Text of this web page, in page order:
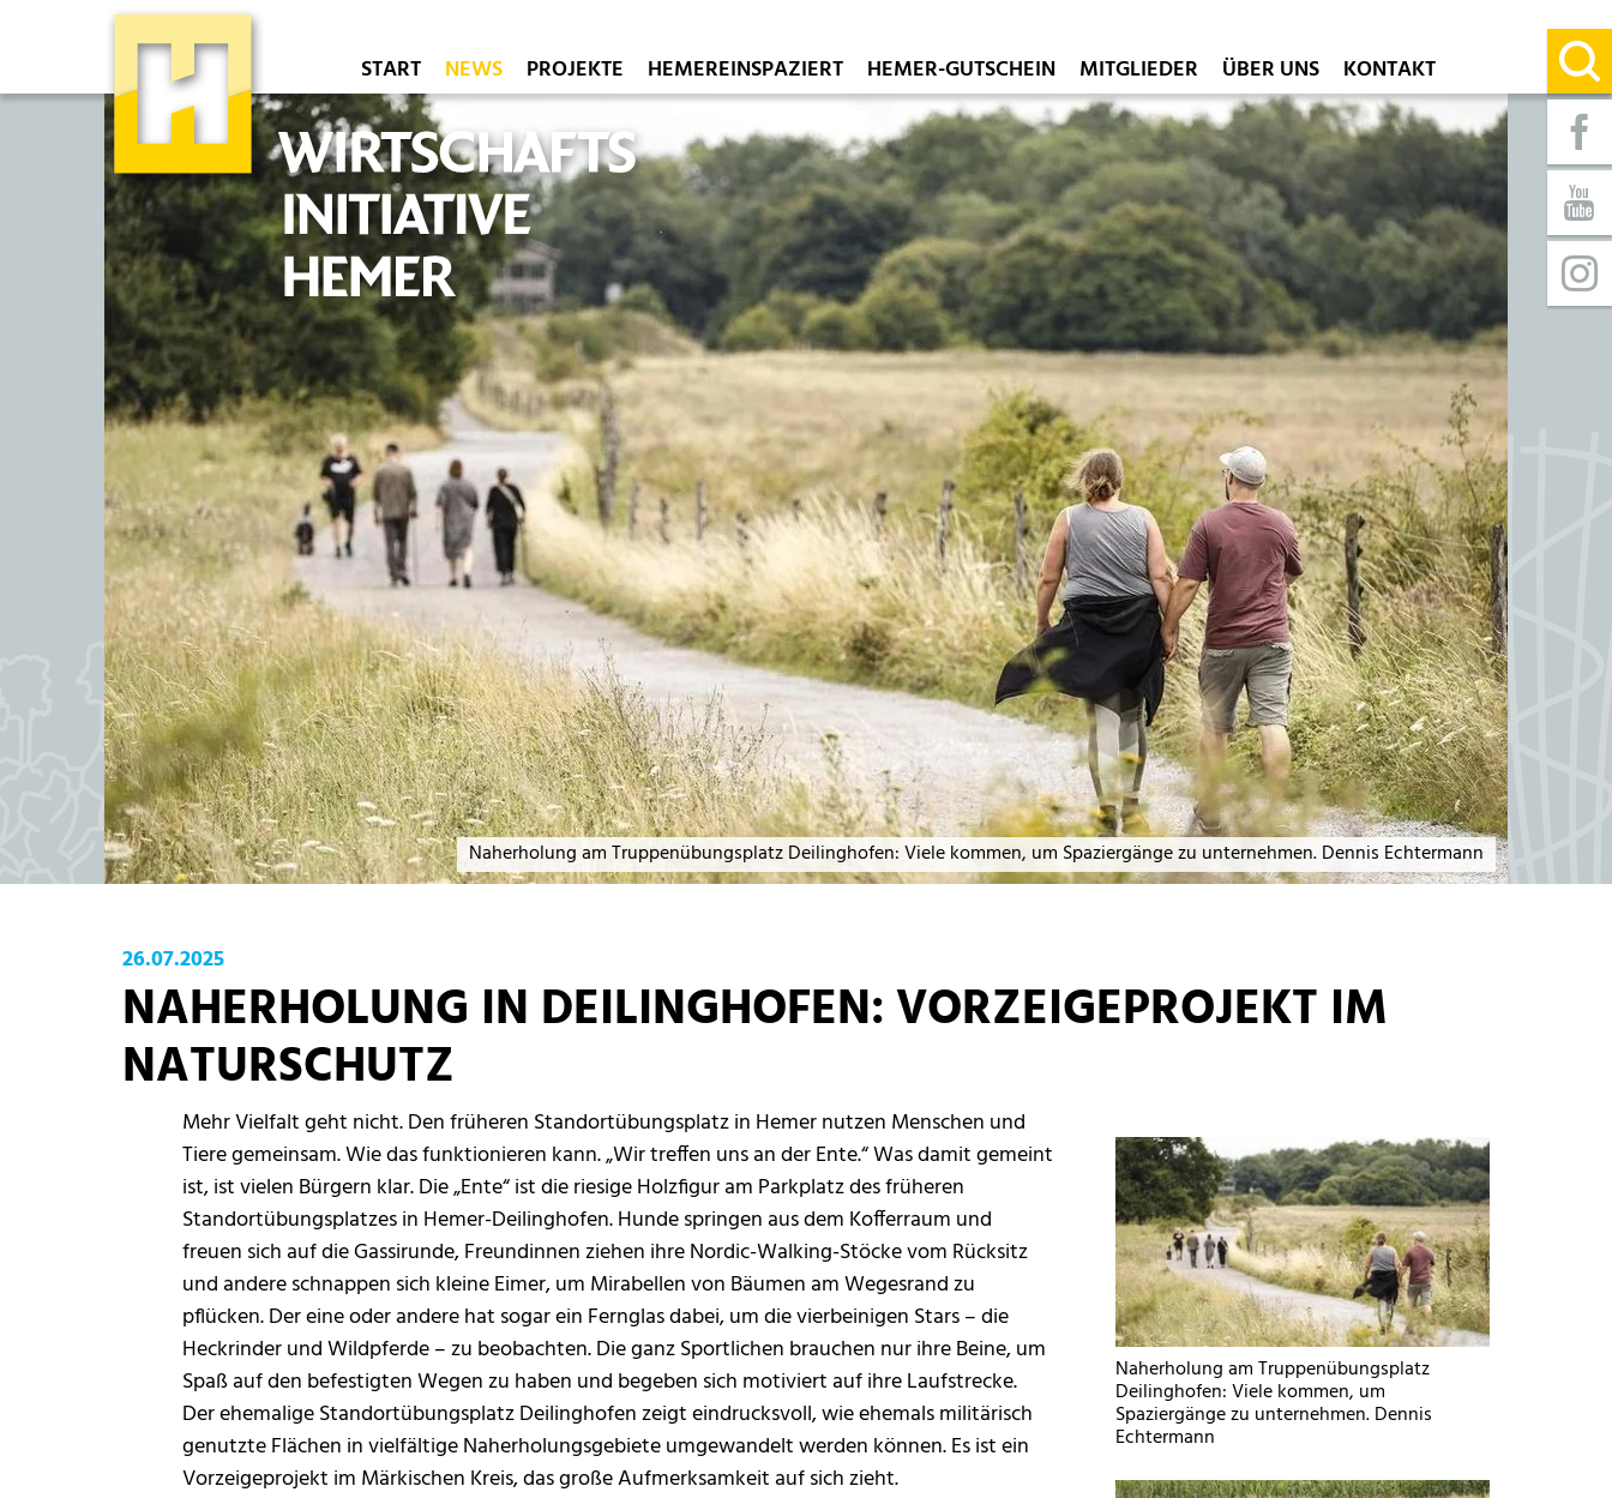
START NEWS PROJEKTE HEMEREINSPAZIERT HEMER-GUTSCHEIN MITGLIEDER ÜBER UNS KONTAKT
Naherholung am Truppenübungsplatz Deilinghofen: Viele kommen, um Spaziergänge zu unternehmen. Dennis Echtermann
26.07.2025
NAHERHOLUNG IN DEILINGHOFEN: VORZEIGEPROJEKT IM
NATURSCHUTZ
Mehr Vielfalt geht nicht. Den früheren Standortübungsplatz in Hemer nutzen Menschen und
Tiere gemeinsam. Wie das funktionieren kann. „Wir treffen uns an der Ente.“ Was damit gemeint
ist, ist vielen Bürgern klar. Die „Ente“ ist die riesige Holzfigur am Parkplatz des früheren
Standortübungsplatzes in Hemer-Deilinghofen. Hunde springen aus dem Kofferraum und
freuen sich auf die Gassirunde, Freundinnen ziehen ihre Nordic-Walking-Stöcke vom Rücksitz
und andere schnappen sich kleine Eimer, um Mirabellen von Bäumen am Wegesrand zu
pflücken. Der eine oder andere hat sogar ein Fernglas dabei, um die vierbeinigen Stars – die
Heckrinder und Wildpferde – zu beobachten. Die ganz Sportlichen brauchen nur ihre Beine, um
Spaß auf den befestigten Wegen zu haben und begeben sich motiviert auf ihre Laufstrecke.
Der ehemalige Standortübungsplatz Deilinghofen zeigt eindrucksvoll, wie ehemals militärisch
genutzte Flächen in vielfältige Naherholungsgebiete umgewandelt werden können. Es ist ein
Vorzeigeprojekt im Märkischen Kreis, das große Aufmerksamkeit auf sich zieht.
Naherholung am Truppenübungsplatz
Deilinghofen: Viele kommen, um
Spaziergänge zu unternehmen. Dennis
Echtermann